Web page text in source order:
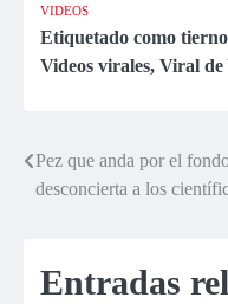
las redes sociales
VIDEOS
Etiquetado como
Videos virales, Viral de
Navegación
Pez que anda por el
desconcierta a los
Entradas